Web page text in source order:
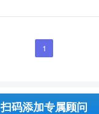
1
扫码添加专属顾问